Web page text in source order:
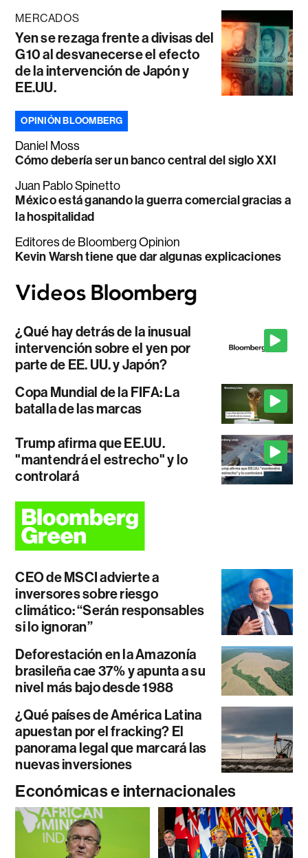
MERCADOS
Yen se rezaga frente a divisas del
G10 al desvanecerse el efecto
de la intervención de Japón y
EE.UU.
OPINIÓN BLOOMBERG
Daniel Moss
Cómo debería ser un banco central del siglo XXI
Juan Pablo Spinetto
México está ganando la guerra comercial gracias a
la hospitalidad
Editores de Bloomberg Opinion
Kevin Warsh tiene que dar algunas explicaciones
¿Qué hay detrás de la inusual
intervención sobre el yen por
parte de EE. UU. y Japón?
Copa Mundial de la FIFA: La
batalla de las marcas
Trump afirma que EE.UU.
"mantendrá el estrecho" y lo
controlará
CEO de MSCI advierte a
inversores sobre riesgo
climático: “Serán responsables
si lo ignoran”
Deforestación en la Amazonía
brasileña cae 37% y apunta a su
nivel más bajo desde 1988
¿Qué países de América Latina
apuestan por el fracking? El
panorama legal que marcará las
nuevas inversiones
Económicas e internacionales